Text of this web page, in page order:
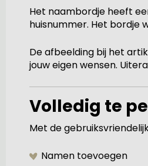
Het naambordje heeft
huisnummer. Het bordje
De afbeelding bij het
jouw eigen wensen.
Volledig te
Met de
Namen toevoegen